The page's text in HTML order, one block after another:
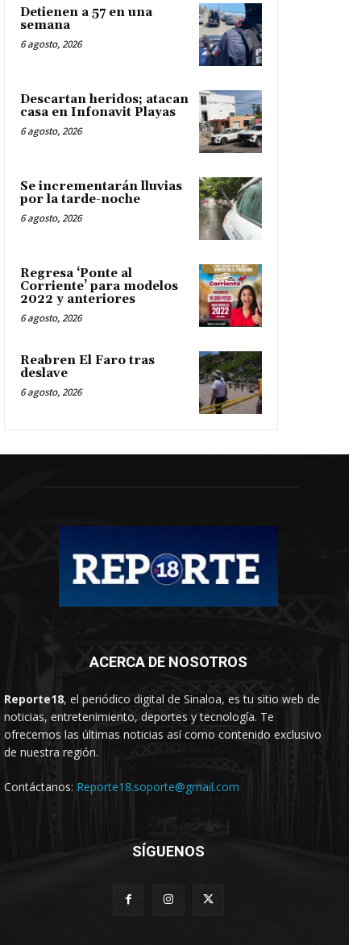
Detienen a 57 en una
semana
6 agosto, 2026
Descartan heridos; atacan
casa en Infonavit Playas
6 agosto, 2026
Se incrementarán lluvias
por la tarde-noche
6 agosto, 2026
Regresa ‘Ponte al
Corriente’ para modelos
2022 y anteriores
6 agosto, 2026
Reabren El Faro tras
deslave
6 agosto, 2026
ACERCA DE NOSOTROS
Reporte18, el periódico digital de Sinaloa, es tu sitio web de
noticias, entretenimiento, deportes y tecnología. Te
ofrecemos las últimas noticias así como contenido exclusivo
de nuestra región.
Contáctanos: Reporte18.soporte@gmail.com
SÍGUENOS